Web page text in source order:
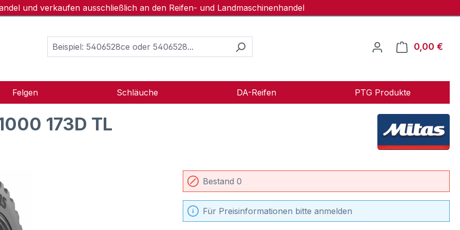
und verkaufen ausschließlich an den Reifen- und Landmaschinenhandel
0,00 €
Felgen Schläuche DA-Reifen PTG Produkte
173D TL
Bestand 0
Für Preisinformationen bitte anmelden